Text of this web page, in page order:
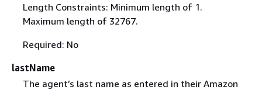
Length Constraints: Minimum length of 1.
Maximum length of 32767.
Required: No
lastName
The agent’s last name as entered in their Amazon